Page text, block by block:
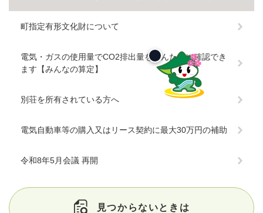
町指定有形文化財について
電気・ガスの使用量でCO2排出量をかんたんに確認でき
ます【みんなの算定】
別荘を所有されている方へ
電気自動車等の購入又はリース契約に最大30万円の補助
令和8年5月会議 再開
見つからないときは